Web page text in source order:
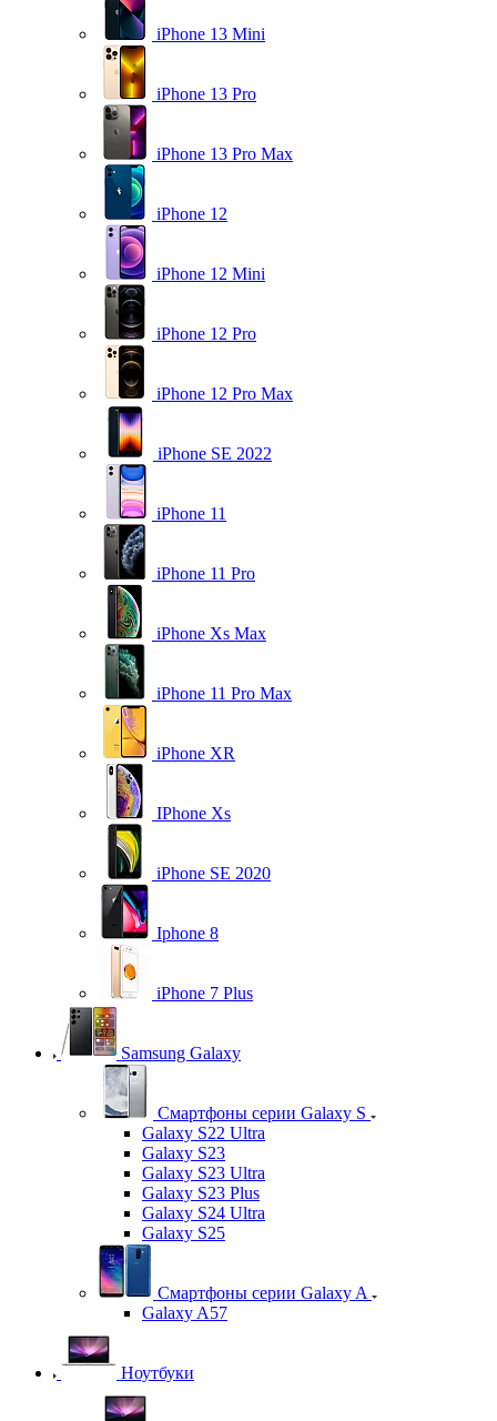
iPhone 13 Mini
iPhone 13 Pro
iPhone 13 Pro Max
iPhone 12
iPhone 12 Mini
iPhone 12 Pro
iPhone 12 Pro Max
iPhone SE 2022
iPhone 11
iPhone 11 Pro
iPhone Xs Max
iPhone 11 Pro Max
iPhone XR
IPhone Xs
iPhone SE 2020
Iphone 8
iPhone 7 Plus
Samsung Galaxy
Смартфоны серии Galaxy S
Galaxy S22 Ultra
Galaxy S23
Galaxy S23 Ultra
Galaxy S23 Plus
Galaxy S24 Ultra
Galaxy S25
Смартфоны серии Galaxy A
Galaxy A57
Ноутбуки